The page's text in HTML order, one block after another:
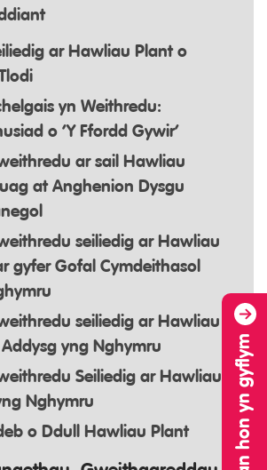
ar Hawliau Plant o
yn Weithredu:
o ‘Y Ffordd Gywir’
ar sail Hawliau
at Anghenion Dysgu
seiliedig ar Hawliau
gyfer Gofal Cymdeithasol
seiliedig ar Hawliau
yng Nghymru
Seiliedig ar Hawliau
Nghymru
o Ddull Hawliau Plant